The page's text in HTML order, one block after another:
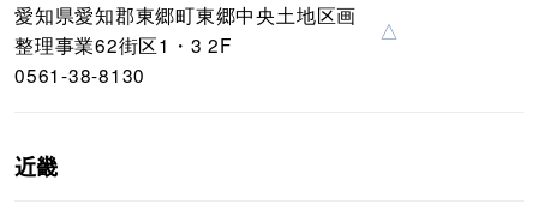
愛知県愛知郡東郷町東郷中央土地区画
整理事業62街区1・3 2F
0561-38-8130
△
近畿